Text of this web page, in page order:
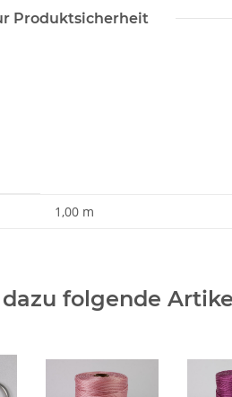
Produktsicherheit
1,00 m
folgende